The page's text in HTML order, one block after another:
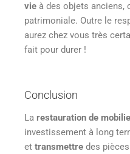
vie à des objets anciens,
patrimoniale. Outre le
aurez chez vous très
fait pour durer !
Conclusion
La restauration de
investissement à long
et transmettre des